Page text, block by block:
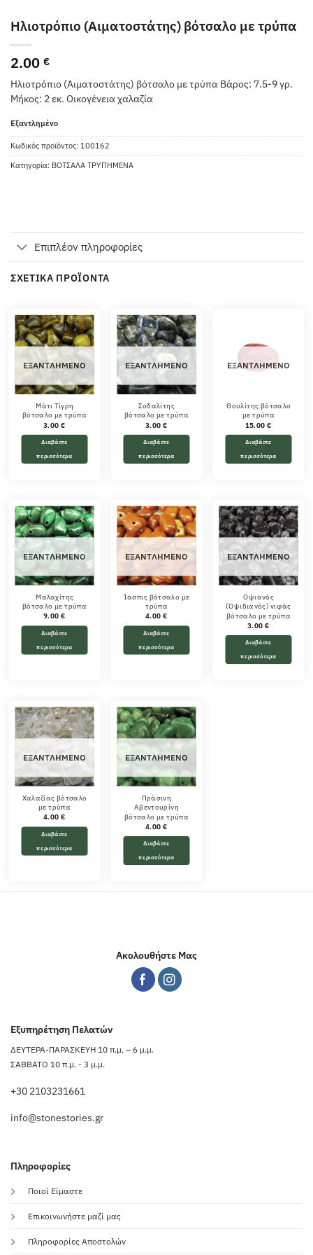
Ηλιοτρόπιο (Αιματοστάτης) βότσαλο με τρύπα
2.00 €
Ηλιοτρόπιο (Αιματοστάτης) βότσαλο με τρύπα Βάρος: 7.5-9 γρ.
Μήκος: 2 εκ. Οικογένεια χαλαζία
Εξαντλημένο
Κωδικός προϊόντος: 100162
Κατηγορία: ΒΟΤΣΑΛΑ ΤΡΥΠΗΜΕΝΑ
Επιπλέον πληροφορίες
ΣΧΕΤΙΚΆ ΠΡΟΪΌΝΤΑ
ΕΞΑΝΤΛΗΜΈΝΟ
Μάτι Τίγρη
βότσαλο με τρύπα
3.00 €
Διαβάστε
περισσότερα
ΕΞΑΝΤΛΗΜΈΝΟ
Σοδαλίτης
βότσαλο με τρύπα
3.00 €
Διαβάστε
περισσότερα
ΕΞΑΝΤΛΗΜΈΝΟ
Θουλίτης βότσαλο
με τρύπα
15.00€
Διαβάστε
περισσότερα
ΕΞΑΝΤΛΗΜΈΝΟ
Μαλαχίτης
βότσαλο με τρύπα
9.00 €
Διαβάστε
περισσότερα
ΕΞΑΝΤΛΗΜΈΝΟ
Ίασπις βότσαλο με
τρύπα
4.00 €
Διαβάστε
περισσότερα
ΕΞΑΝΤΛΗΜΈΝΟ
Οψιανός
(Οψιδιανός) νιφάς
βότσαλο με τρύπα
3.00 €
Διαβάστε
περισσότερα
ΕΞΑΝΤΛΗΜΈΝΟ
Χαλαζίας βότσαλο
με τρύπα
4.00 €
Διαβάστε
περισσότερα
ΕΞΑΝΤΛΗΜΈΝΟ
Πράσινη
Αβεντουρίνη
βότσαλο με τρύπα
4.00 €
Διαβάστε
περισσότερα
Ακολουθήστε Μας
Εξυπηρέτηση Πελατών
ΔΕΥΤΕΡΑ-ΠΑΡΑΣΚΕΥΗ 10 π.μ. – 6 μ.μ.
ΣΑΒΒΑΤΟ 10 π.μ. - 3 μ.μ.
+30 2103231661
info@stonestories.gr
Πληροφορίες
Ποιοί Είμαστε
Επικοινωνήστε μαζί μας
Πληροφορίες Αποστολών